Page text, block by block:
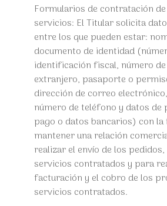
Formularios de contratación
servicios: El Titular solicita
entre los que pueden estar:
documento de identidad
identificación fiscal, número
extranjero, pasaporte o
dirección de correo
número de teléfono y datos de
pago o datos bancarios) con
mantener una relación
realizar el envío de los
servicios contratados y para
facturación y el cobro de los
servicios contratados.